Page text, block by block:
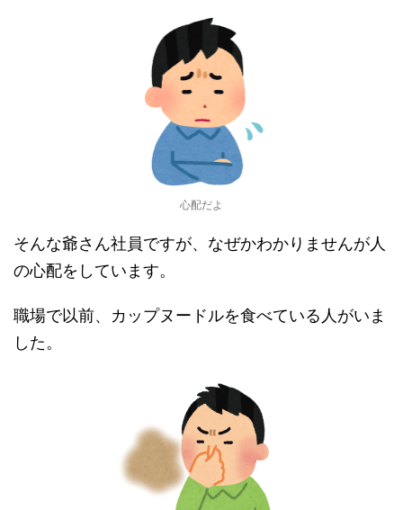
心配だよ
そんな爺さん社員ですが、なぜかわかりませんが人
の心配をしています。
職場で以前、カップヌードルを食べている人がいま
した。